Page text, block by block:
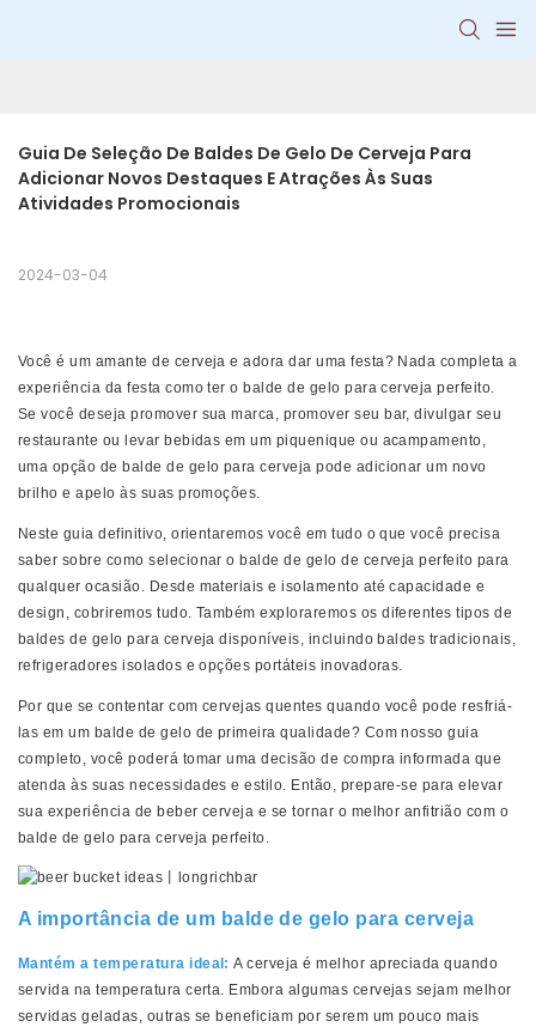
Guia De Seleção De Baldes De Gelo De Cerveja Para
Adicionar Novos Destaques E Atrações Às Suas
Atividades Promocionais
2024-03-04
Você é um amante de cerveja e adora dar uma festa? Nada completa a
experiência da festa como ter o balde de gelo para cerveja perfeito.
Se você deseja promover sua marca, promover seu bar, divulgar seu
restaurante ou levar bebidas em um piquenique ou acampamento,
uma opção de balde de gelo para cerveja pode adicionar um novo
brilho e apelo às suas promoções.
Neste guia definitivo, orientaremos você em tudo o que você precisa
saber sobre como selecionar o balde de gelo de cerveja perfeito para
qualquer ocasião. Desde materiais e isolamento até capacidade e
design, cobriremos tudo. Também exploraremos os diferentes tipos de
baldes de gelo para cerveja disponíveis, incluindo baldes tradicionais,
refrigeradores isolados e opções portáteis inovadoras.
Por que se contentar com cervejas quentes quando você pode resfriá-
las em um balde de gelo de primeira qualidade? Com nosso guia
completo, você poderá tomar uma decisão de compra informada que
atenda às suas necessidades e estilo. Então, prepare-se para elevar
sua experiência de beber cerveja e se tornar o melhor anfitrião com o
balde de gelo para cerveja perfeito.
A importância de um balde de gelo para cerveja
Mantém a temperatura ideal:A cerveja é melhor apreciada quando
servida na temperatura certa. Embora algumas cervejas sejam melhor
servidas geladas, outras se beneficiam por serem um pouco mais